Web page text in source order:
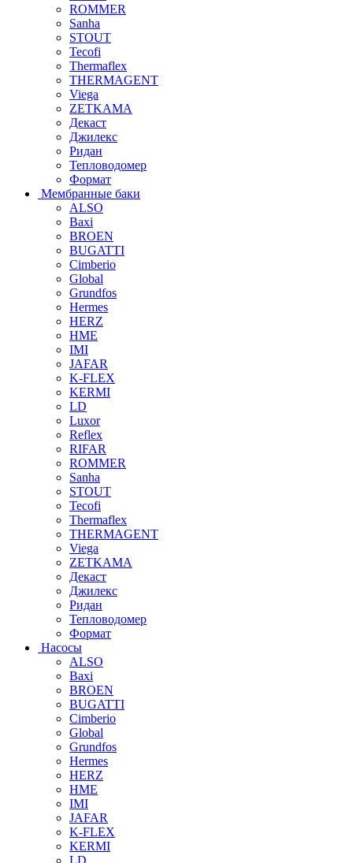
ROMMER
Sanha
STOUT
Tecofi
Thermaflex
THERMAGENT
Viega
ZETKAMA
Декаст
Джилекс
Ридан
Тепловодомер
Формат
Мембранные баки
ALSO
Baxi
BROEN
BUGATTI
Cimberio
Global
Grundfos
Hermes
HERZ
HME
IMI
JAFAR
K-FLEX
KERMI
LD
Luxor
Reflex
RIFAR
ROMMER
Sanha
STOUT
Tecofi
Thermaflex
THERMAGENT
Viega
ZETKAMA
Декаст
Джилекс
Ридан
Тепловодомер
Формат
Насосы
ALSO
Baxi
BROEN
BUGATTI
Cimberio
Global
Grundfos
Hermes
HERZ
HME
IMI
JAFAR
K-FLEX
KERMI
LD